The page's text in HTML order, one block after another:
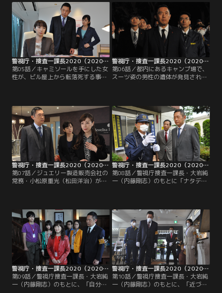
いたのは、その部屋に住む警備員の
桃山辰徳（尾崎右宗）。遺体の左手
には、たしかに3割引きのシールが
貼られていた。
手にはギョーザの皮が握りしめられ
ていたが、その皮は普段、太蔵が店
で使用していた業務用のものではな
く、手作りされた皮だった。
警視庁・捜査一課長2020（2020/05/07放送分）第05話
第05話／キャミソールを手にした女
性が、ビル屋上から転落死する事件
らくして力尽きた様子で落下。屋上
には犯人らしき人物の影も見えたと
いう。
警視庁・捜査一課長2020（2020/05/14放送分）第06話
第06話／都内にあるキャンプ場で、
スーツ姿の男性の遺体が発見され
らず、胸ポケットから水滴のついた
水鉄砲が見つかった。死亡推定時刻
は前日の夕方6時ごろで、状況から
どこか別の場所で殺害され、犯人が
現場まで遺体を運んだ可能性も高か
った。
警視庁・捜査一課長2020（2020/06/18放送分）第07話
第07話／ジュエリー製造販売会社の
常務・小松原重光（松田洋治）が小
と思われたが、警視庁捜査一課長・
大岩純一（内藤剛志）が臨場したと
ころ、遺体のポケットから同じよう
な小石が7つも見つかった。
警視庁・捜査一課長2020（2020/06/25放送分）第08話
第08話／警視庁捜査一課長・大岩純
一（内藤剛志）のもとに「ナタデコ
で、殺されたのは飲食店の経営やプ
ロデュースを手掛ける会社の社長・
松友史郎（黄川田雅哉）。遺体の手
には、かつてブームになったナタデ
ココ入りジュースの空き缶が握られ
ていた…。
警視庁・捜査一課長2020（2020/07/02放送分）第09話
第09話／警視庁捜査一課長・大岩純
一（内藤剛志）のもとに、「自分で
警視庁・捜査一課長2020（2020/07/09放送分）第10話
第10話／警視庁捜査一課長・大岩純
一（内藤剛志）のもとに、「近づく